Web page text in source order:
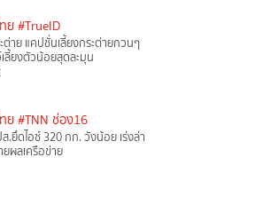
ย #TrueID
ต่าย แคปชั่นเลี้ยงกระต่ายกวนๆ
ลี้ยงตัวน้อยสุดละมุน
ย #TNN ช่อง16
.ยึดไอซ์ 320 กก. วังน้อย เร่งล่า
ผลเครือข่าย